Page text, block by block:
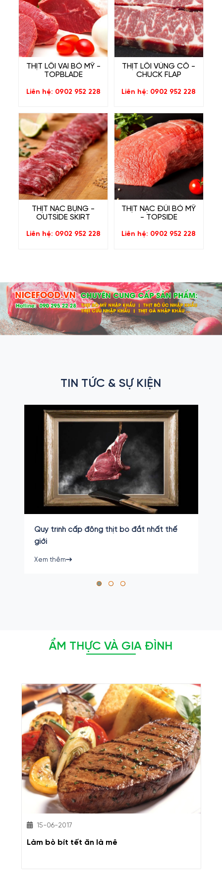
THỊT LÕI VAI BÒ MỸ -
TOPBLADE
Liên hệ: 0902 952 228
THỊT LÕI VÙNG CỔ -
CHUCK FLAP
Liên hệ: 0902 952 228
THỊT NẠC BỤNG -
OUTSIDE SKIRT
Liên hệ: 0902 952 228
THỊT NẠC ĐÙI BÒ MỸ
- TOPSIDE
Liên hệ: 0902 952 228
TIN TỨC & SỰ KIỆN
Quy trình cấp đông thịt bò đắt nhất thế
giới
Xem thêm
ẨM THỰC VÀ GIA ĐÌNH
15-06-2017
Làm bò bít tết ăn là mê